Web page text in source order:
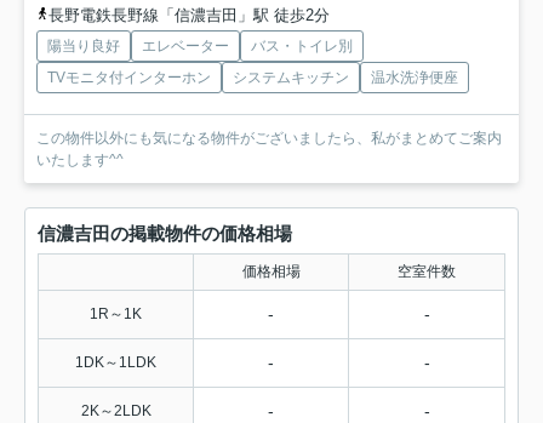
長野電鉄長野線「信濃吉田」駅 徒歩2分
陽当り良好 エレベーター
バス・トイレ別
TVモニタ付インターホン
システムキッチン 温水洗浄便座
この物件以外にも気になる物件がございましたら、私がまとめてご案内
いたします^^
信濃吉田の掲載物件の価格相場
価格相場 空室件数
1R～1K - -
1DK～1LDK - -
2K～2LDK - -